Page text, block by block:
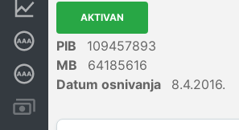
Finansijski podaci
Sertifikat bonitetne izvrsnosti
Dubinska bonitetna ocena
AKTIVAN
PIB
109457893
MB
64185616
Datum osnivanja
8.4.2016.